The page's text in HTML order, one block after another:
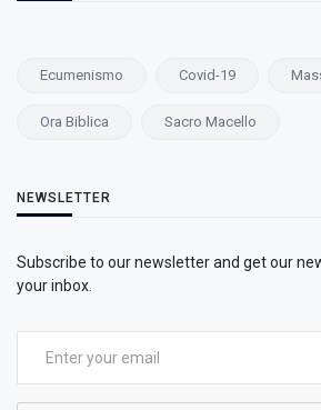
Ecumenismo Covid-19
Ora Biblica Sacro Macello
NEWSLETTER
Subscribe to our newsletter and get our
your inbox.